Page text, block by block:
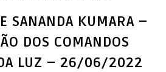
SANANDA KUMARA –
DOS COMANDOS
DA LUZ – 26/06/2022